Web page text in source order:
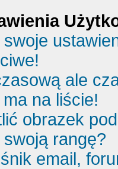
ale
na liście!
obrazek
rangę?
email,